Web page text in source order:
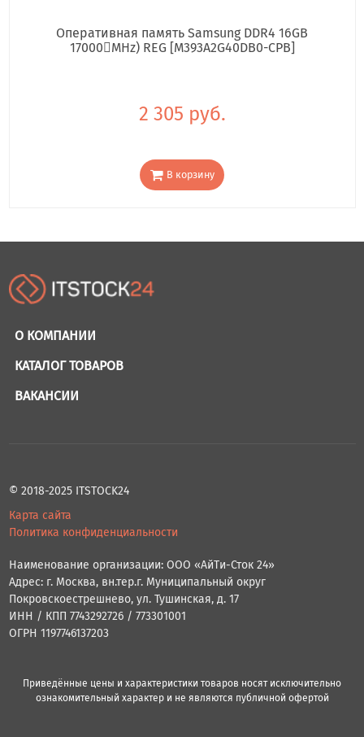
Оперативная память Samsung DDR4 16GB
17000񢋕MHz) REG [M393A2G40DB0-CPB]
2 305 руб.
В корзину
О КОМПАНИИ
КАТАЛОГ ТОВАРОВ
ВАКАНСИИ
© 2018-2025 ITSTOCK24
Карта сайта
Политика конфиденциальности
Наименование организации: ООО «АйТи-Сток 24»
Адрес: г. Москва, вн.тер.г. Муниципальный округ
Покровскоестрешнево, ул. Тушинская, д. 17
ИНН / КПП 7743292726 / 773301001
ОГРН 1197746137203
Приведённые цены и характеристики товаров носят исключительно
ознакомительный характер и не являются публичной офертой